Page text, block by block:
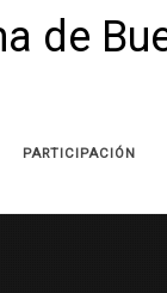
PARTICIPACIÓN